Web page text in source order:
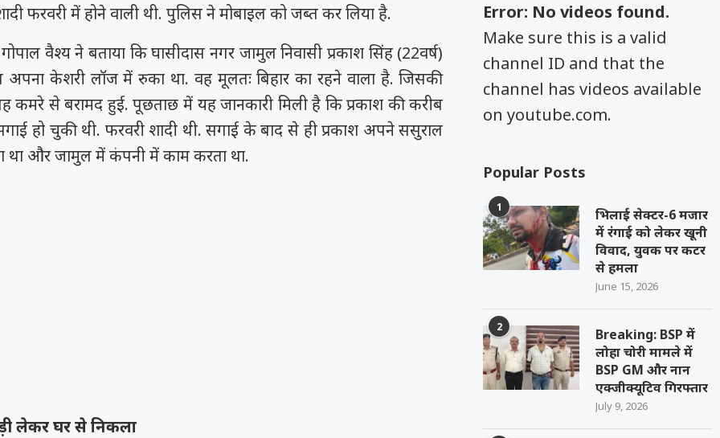
फरवरी में होने वाली थी. पुलिस ने मोबाइल को जब्त कर लिया है.
वैश्य ने बताया कि घासीदास नगर जामुल निवासी प्रकाश सिंह (22वर्ष)
अपना केशरी लॉज में रुका था. वह मूलतः बिहार का रहने वाला है. जिसकी
से बरामद हुई. पूछताछ में यह जानकारी मिली है कि प्रकाश की करीब
हो चुकी थी. फरवरी शादी थी. सगाई के बाद से ही प्रकाश अपने ससुराल
था और जामुल में कंपनी में काम करता था.
लेकर घर से निकला
Error: No videos found.
Make sure this is a valid
channel ID and that the
channel has videos available
on youtube.com.
Popular Posts
1
भिलाई सेक्टर-6 मजार
में रंगाई को लेकर खूनी
विवाद, युवक पर कटर
से हमला
June 15, 2026
2
Breaking: BSP में
लोहा चोरी मामले में
BSP GM और नान
एक्जीक्यूटिव गिरफ्तार
July 9, 2026